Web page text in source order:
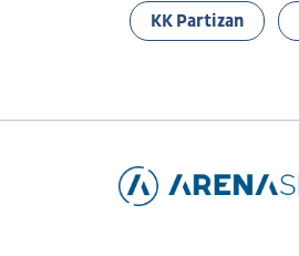
KK Partizan